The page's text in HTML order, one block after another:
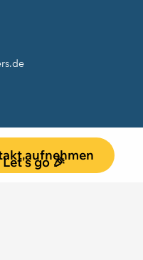
aufnehmen
Let's go 🎉